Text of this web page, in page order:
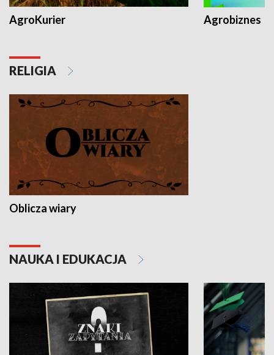
AgroKurier Agrobiznes
RELIGIA
Oblicza wiary
NAUKA I EDUKACJA